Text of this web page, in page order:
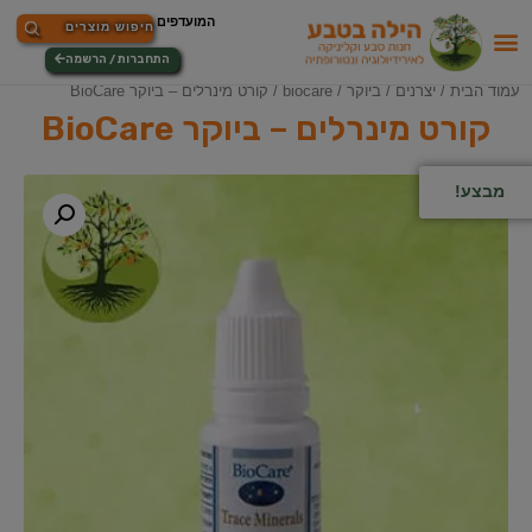
התחברות / הרשמה
עמוד הבית / יצרנים / ביוקר / biocare / קורט מינרלים – ביוקר BioCare
קורט מינרלים – ביוקר BioCare
מבצע!